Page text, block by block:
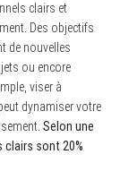
clairs et
Des objectifs
de nouvelles
ou encore
viser à
dynamiser votre
Selon une
clairs sont 20%